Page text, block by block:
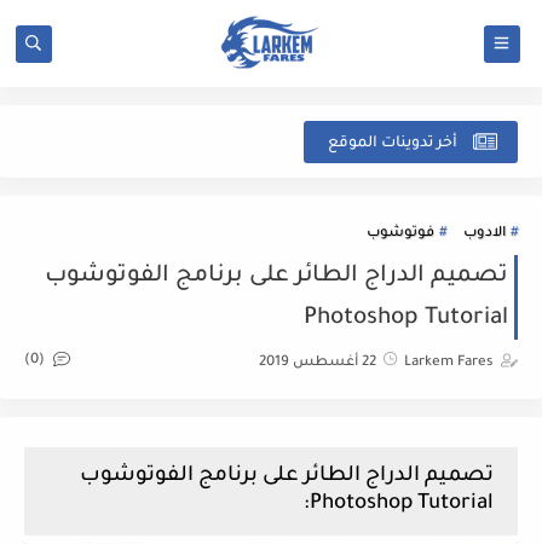
أخر تدوينات الموقع
الادوب فوتوشوب
تصميم الدراج الطائر على برنامج الفوتوشوب
Photoshop Tutorial
Larkem Fares 22 أغسطس 2019 (0)
تصميم الدراج الطائر على برنامج الفوتوشوب
Photoshop Tutorial: